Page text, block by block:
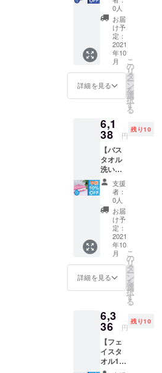
る場合
があり
ます。
状況、
使用部
材の供
給状
況、製
造工程
上の都
合等に
より出
があり
ます。
フェイ
スタオ
ル×7枚
・正規
価格
7040円
（税・
送料込
み）
→【超
早割
F】
5984円
（税・
送料込
み） ※※
色はお
まかせ
です。
※ご注文
状況、
使用部
材の供
給状
況、製
造工程
上の都
合等に
る場合
があり
ます。
0人
お届
け予
定：
2021
年10
月
詳細を見る
こ
の
リ
タ
ー
ン
を
選
択
す
る
6,1
38 円
残り10
【バス
タオル
洗い替
えセッ
ト】 ・
バスタ
オル×3
枚 ・正
規価格
6820円
（税・
送料込
み）
→【早
割
10％OF
6138円
（税・
送料込
み） ※
色はお
まかせ
支援
者：
0人
お届
け予
定：
2021
年10
月
詳細を見る
こ
の
リ
タ
ー
ン
を
選
択
す
る
6,3
36 円
残り10
【フェ
イスタ
オル1週
間セッ